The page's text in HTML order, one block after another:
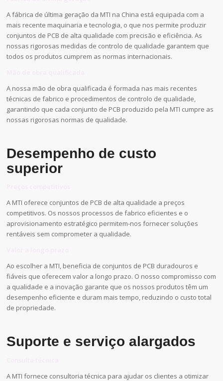
A fábrica de última geração da MTI na China está equipada com a
mais recente maquinaria e tecnologia, o que nos permite produzir
conjuntos de PCB de alta qualidade com precisão e eficiência. As
nossas rigorosas medidas de controlo de qualidade garantem que
todos os produtos cumprem as normas internacionais.
A nossa mão de obra qualificada é formada nas mais recentes
técnicas de fabrico e procedimentos de controlo de qualidade,
garantindo que cada conjunto de PCB produzido pela MTI cumpre as
nossas rigorosas normas de qualidade.
Desempenho de custo
superior
A MTI oferece conjuntos de PCB de alta qualidade a preços
competitivos. Os nossos processos de fabrico eficientes e o
aprovisionamento estratégico permitem-nos fornecer soluções
rentáveis sem comprometer a qualidade.
Ao escolher a MTI, beneficia de conjuntos de PCB duradouros e
fiáveis que oferecem valor a longo prazo. O nosso compromisso com
a qualidade e a inovação garante que os nossos produtos têm um
desempenho eficiente e duram mais tempo, reduzindo o custo total
de propriedade.
Suporte e serviço alargados
A MTI fornece consultoria técnica para ajudar os clientes a otimizar